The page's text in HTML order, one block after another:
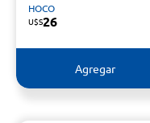
HOCO
U$S26
Agregar